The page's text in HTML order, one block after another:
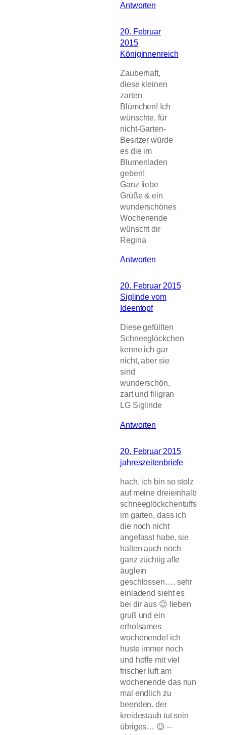
Antworten
20. Februar
2015
Königinnenreich
Zauberhaft,
diese kleinen
zarten
Blümchen! Ich
wünschte, für
nicht-Garten-
Besitzer würde
es die im
Blumenladen
geben!
Ganz liebe
Grüße & ein
wunderschönes
Wochenende
wünscht dir
Regina
Antworten
20. Februar 2015
Siglinde vom
Ideentopf
Diese gefüllten
Schneeglöckchen
kenne ich gar
nicht, aber sie
sind
wunderschön,
zart und filigran
LG Siglinde
Antworten
20. Februar 2015
jahreszeitenbriefe
hach, ich bin so stolz
auf meine dreieinhalb
schneeglöckchentuffs
im garten, dass ich
die noch nicht
angefasst habe, sie
halten auch noch
ganz züchtig alle
äuglein
geschlossen…. sehr
einladend sieht es
bei dir aus 😉 lieben
gruß und ein
erholsames
wochenende! ich
huste immer noch
und hoffe mit viel
frischer luft am
wochenende das nun
mal endlich zu
beenden. der
kreidestaub tut sein
übriges… 😉 –